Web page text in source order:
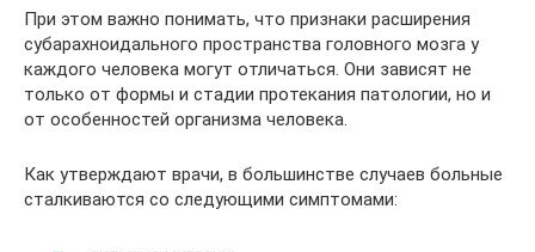
При этом важно понимать, что признаки расширения
субарахноидального пространства головного мозга у
каждого человека могут отличаться. Они зависят не
только от формы и стадии протекания патологии, но и
от особенностей организма человека.
Как утверждают врачи, в большинстве случаев больные
сталкиваются со следующими симптомами: